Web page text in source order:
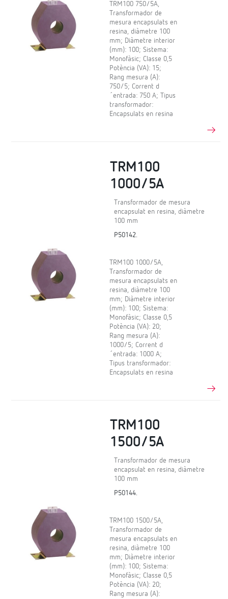
TRM100 750/5A,
Transformador de
mesura encapsulats en
resina, diàmetre 100
mm; Diàmetre interior
(mm): 100; Sistema:
Monofàsic; Classe 0,5
Potència (VA): 15;
Rang mesura (A):
750/5; Corrent d
´entrada: 750 A; Tipus
transformador:
Encapsulats en resina
TRM100
1000/5A
Transformador de mesura
encapsulat en resina, diàmetre
100 mm
P50142.
TRM100 1000/5A,
Transformador de
mesura encapsulats en
resina, diàmetre 100
mm; Diàmetre interior
(mm): 100; Sistema:
Monofàsic; Classe 0,5
Potència (VA): 20;
Rang mesura (A):
1000/5; Corrent d
´entrada: 1000 A;
Tipus transformador:
Encapsulats en resina
TRM100
1500/5A
Transformador de mesura
encapsulat en resina, diàmetre
100 mm
P50144.
TRM100 1500/5A,
Transformador de
mesura encapsulats en
resina, diàmetre 100
mm; Diàmetre interior
(mm): 100; Sistema:
Monofàsic; Classe 0,5
Potència (VA): 20;
Rang mesura (A):